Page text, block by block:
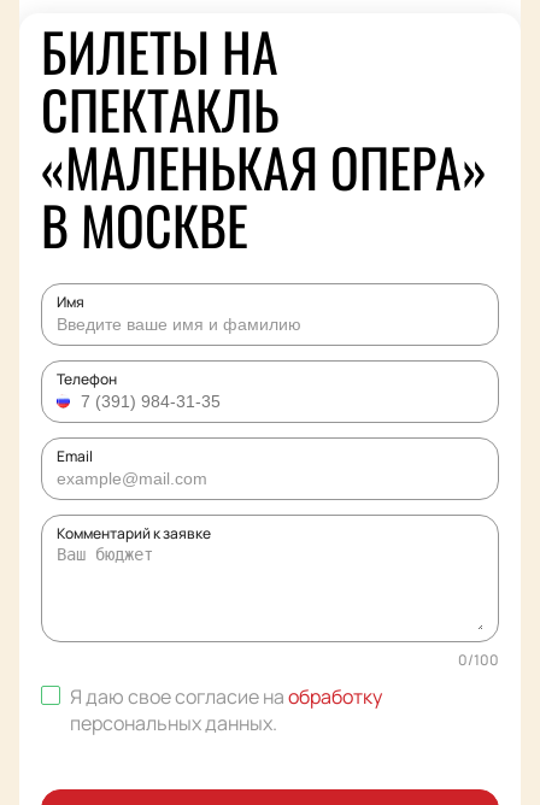
БИЛЕТЫ НА
СПЕКТАКЛЬ
«МАЛЕНЬКАЯ ОПЕРА»
В МОСКВЕ
Имя
Телефон
Email
Комментарий к заявке
0/100
Я даю свое согласие наобработку
персональных данных.